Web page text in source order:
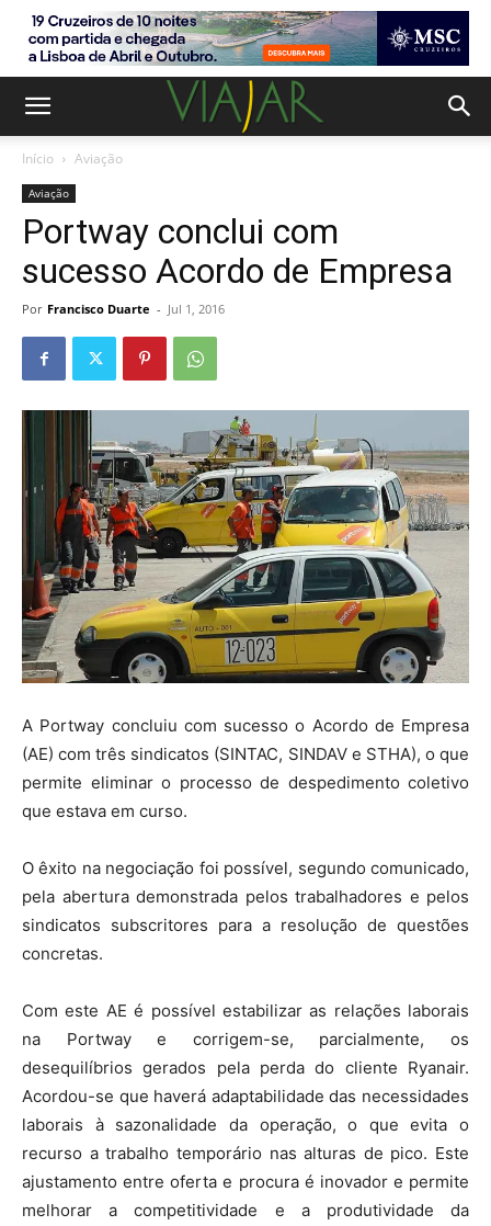
Início Aviação
Aviação
Portway conclui com
sucesso Acordo de Empresa
Por Francisco Duarte - Jul 1, 2016
A Portway concluiu com sucesso o Acordo de Empresa
(AE) com três sindicatos (SINTAC, SINDAV e STHA), o que
permite eliminar o processo de despedimento coletivo
que estava em curso.
O êxito na negociação foi possível, segundo comunicado,
pela abertura demonstrada pelos trabalhadores e pelos
sindicatos subscritores para a resolução de questões
concretas.
Com este AE é possível estabilizar as relações laborais
na Portway e corrigem-se, parcialmente, os
desequilíbrios gerados pela perda do cliente Ryanair.
Acordou-se que haverá adaptabilidade das necessidades
laborais à sazonalidade da operação, o que evita o
recurso a trabalho temporário nas alturas de pico. Este
ajustamento entre oferta e procura é inovador e permite
melhorar a competitividade e a produtividade da